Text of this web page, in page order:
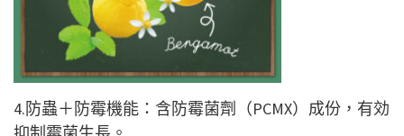
4.防蟲＋防霉機能：含防霉菌劑（PCMX）成份，有効